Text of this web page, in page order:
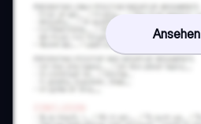
Ansehen